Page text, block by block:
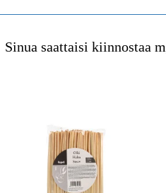
Sinua saattaisi kiinnostaa